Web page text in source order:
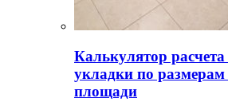
Калькулятор
укладки по
площади